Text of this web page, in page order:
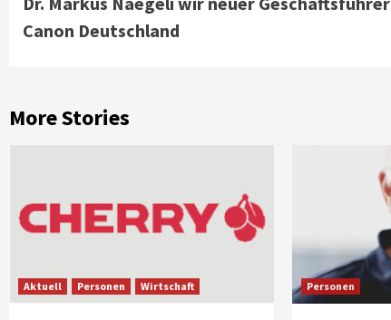
Reading
Canon Deutschland
More Stories
Aktuell Personen Wirtschaft Personen